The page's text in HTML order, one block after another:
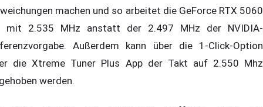
machen und so arbeitet die GeForce RTX 5060
mit 2.535 MHz anstatt der 2.497 MHz der NVIDIA-
Außerdem kann über die 1-Click-Option
die Xtreme Tuner Plus App der Takt auf 2.550 Mhz
werden.